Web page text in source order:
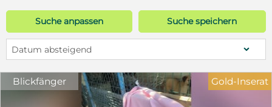
Suche anpassen Suche speichern
Datum absteigend
Blickfänger Gold-Inserat